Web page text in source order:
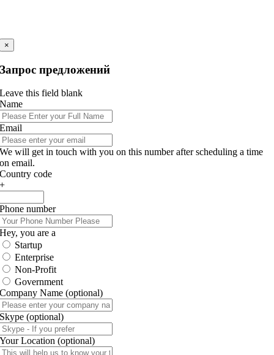
×
Запрос предложений
Leave this field blank
Name
Email
We will get in touch with you on this number after scheduling a time
on email.
Country code
+
Phone number
Hey, you are a
Startup
Enterprise
Non-Profit
Government
Company Name (optional)
Skype (optional)
Your Location (optional)